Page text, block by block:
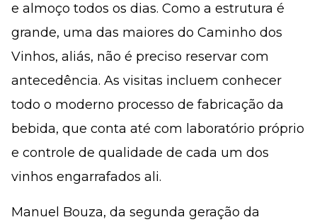
e almoço todos os dias. Como a estrutura é
grande, uma das maiores do Caminho dos
Vinhos, aliás, não é preciso reservar com
antecedência. As visitas incluem conhecer
todo o moderno processo de fabricação da
bebida, que conta até com laboratório próprio
e controle de qualidade de cada um dos
vinhos engarrafados ali.
Manuel Bouza, da segunda geração da